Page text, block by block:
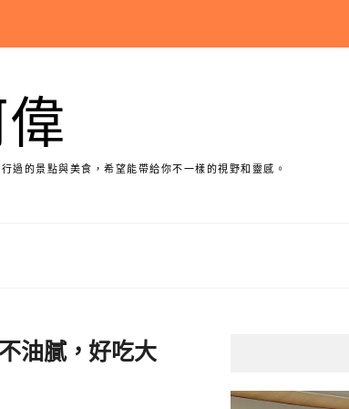
過的景點與美食，希望能帶給你不一樣的視野和靈感。
油膩，好吃大